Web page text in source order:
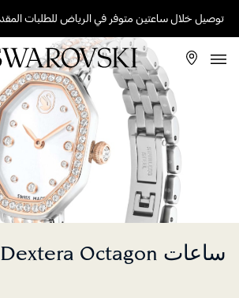
توصيل خلال ساعتين متوفر في الرياض للطلبات المقدمة
ساعات Dextera Octagon